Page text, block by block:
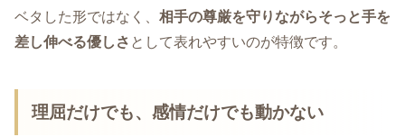
ベタした形ではなく、 相手の尊厳を守りながらそっと手を
差し伸べる優しさ として表れやすいのが特徴です。
理屈だけでも、感情だけでも動かない